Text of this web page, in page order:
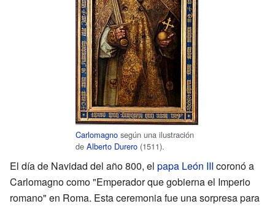
Carlomagno según una ilustración
de Alberto Durero (1511).
El día de Navidad del año 800, el papa León III coronó a
Carlomagno como "Emperador que gobierna el Imperio
romano" en Roma. Esta ceremonia fue una sorpresa para